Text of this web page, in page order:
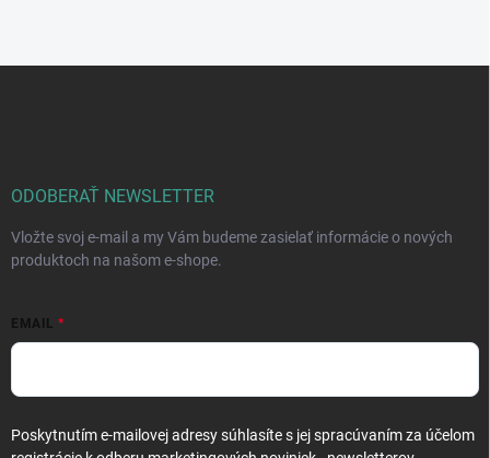
ODOBERAŤ NEWSLETTER
Vložte svoj e-mail a my Vám budeme zasielať informácie o nových
produktoch na našom e-shope.
EMAIL
Poskytnutím e-mailovej adresy súhlasíte s jej spracúvaním za účelom